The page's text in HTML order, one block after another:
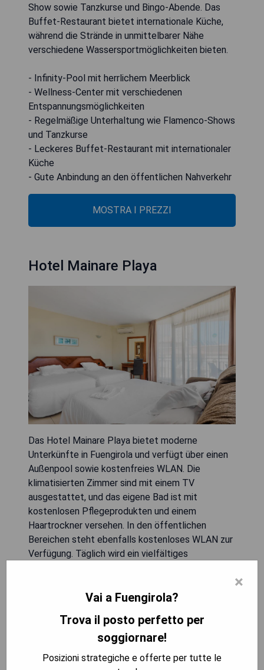
Show sowie Tanzkurse und Bingo-Abende. Das
Buffet-Restaurant bietet internationale Küche,
während die Strände in unmittelbarer Nähe
verschiedene Wassersportmöglichkeiten bieten.
- Infinity-Pool mit herrlichem Meerblick
- Wellness-Center mit verschiedenen
Entspannungsmöglichkeiten
- Regelmäßige Unterhaltung wie Flamenco-Shows
und Tanzkurse
- Leckeres Buffet-Restaurant mit internationaler
Küche
- Gute Anbindung an den öffentlichen Nahverkehr
MOSTRA I PREZZI
Hotel Mainare Playa
Das Hotel Mainare Playa bietet moderne
Unterkünfte in Fuengirola und verfügt über einen
Außenpool sowie kostenfreies WLAN. Die
klimatisierten Zimmer sind mit einem TV
ausgestattet, und das eigene Bad ist mit
kostenlosen Pflegeprodukten und einem
Haartrockner versehen. In den öffentlichen
Bereichen steht ebenfalls kostenloses WLAN zur
Verfügung. Täglich wird ein vielfältiges
liegt 2 km von Los Boliches entfernt und der
- Modern eingerichtete Zimmer
- Außenpool für Entspannung
- Vielfältiges Frühstücksbuffet
×
Vai a Fuengirola?
Trova il posto perfetto per
soggiornare!
Posizioni strategiche e offerte per tutte le